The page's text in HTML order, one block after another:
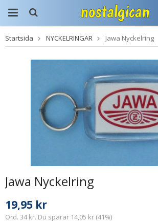
Produkten har blivit
tillagd i varukorgen
Startsida NYCKELRINGAR Jawa Nyckelring
Jawa Nyckelring
19,95 kr
Ord. 34 kr. Du sparar 14,05 kr (41%)